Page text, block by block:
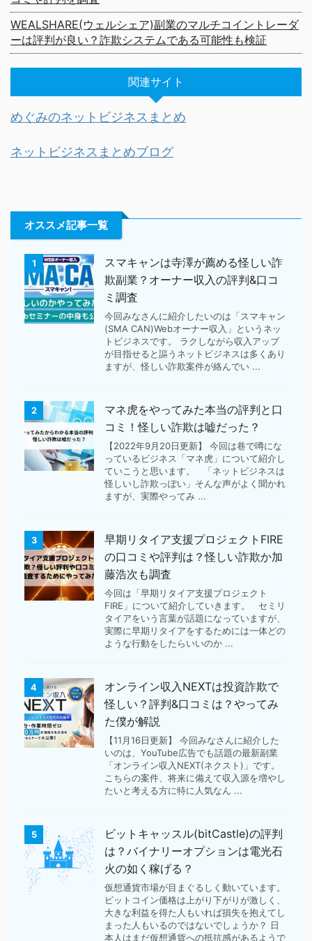
WEALSHARE(ウェルシェア)副業のマルチコイントレーダ
ーは評判が良い？詐欺システムである可能性も検証
関連サイト
めぐみのネットビジネスまとめ
ネットビジネスまとめブログ
オススメ記事一覧
1
スマキャンは寺澤が薦める怪しい詐
欺副業？オーナー収入の評判&口コ
ミ調査
今回みなさんに紹介したいのは「スマキャン
(SMA CAN)Webオーナー収入」というネッ
トビジネスです。 ラクしながら収入アップ
が目指せると謳うネットビジネスは多くあり
ますが、怪しい詐欺案件が絡んでい ...
2
マネ虎をやってみた本当の評判と口
コミ！怪しい詐欺は嘘だった？
【2022年9月20日更新】 今回は巷で噂にな
っているビジネス「マネ虎」について紹介し
ていこうと思います。 「ネットビジネスは
怪しいし詐欺っぽい」そんな声がよく聞かれ
ますが、実際やってみ ...
3
早期リタイア支援プロジェクトFIRE
の口コミや評判は？怪しい詐欺か加
藤浩次も調査
今回は「早期リタイア支援プロジェクト
FIRE」について紹介していきます。 セミリ
タイアをいう言葉が話題になっていますが、
実際に早期リタイアをするためには一体どの
ような行動をしたらいいのか ...
4
オンライン収入NEXTは投資詐欺で
怪しい？評判&口コミは？やってみ
た僕が解説
【11月16日更新】 今回みなさんに紹介した
いのは、YouTube広告でも話題の最新副業
「オンライン収入NEXT(ネクスト)」です。
こちらの案件、将来に備えて収入源を増やし
たいと考える方に特に人気なん ...
5
ビットキャッスル(bitCastle)の評判
は？バイナリーオプションは電光石
火の如く稼げる？
仮想通貨市場が目まぐるしく動いています。
ビットコイン価格は上がり下がりが激しく、
大きな利益を得た人もいれば損失を抱えてし
まった人もいるのではないでしょうか？ 日
本人はまだ仮想通貨への抵抗感があるようで